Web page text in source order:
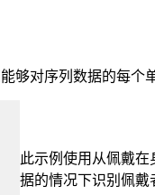
够对序列数据的每个
此示例使用从佩戴
据的情况下识别佩戴